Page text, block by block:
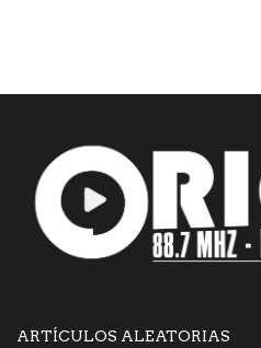
ARTÍCULOS ALEATORIAS